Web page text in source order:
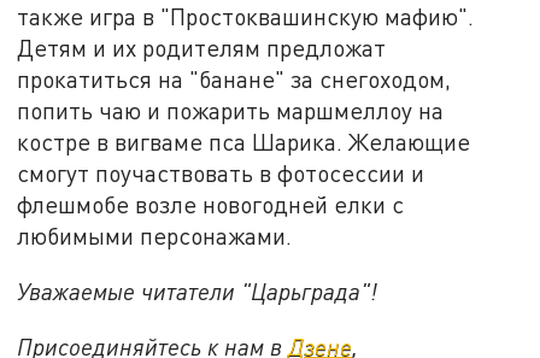
также игра в "Простоквашинскую мафию".
Детям и их родителям предложат
прокатиться на "банане" за снегоходом,
попить чаю и пожарить маршмеллоу на
костре в вигваме пса Шарика. Желающие
смогут поучаствовать в фотосессии и
флешмобе возле новогодней елки с
любимыми персонажами.
Уважаемые читатели "Царьграда"!
Присоединяйтесь к нам вДзене,